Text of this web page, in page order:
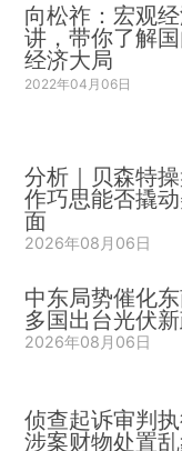
向松祚：宏观
讲，带你了解
经济大局
2022年04月06日
分析｜贝森特
作巧思能否撬
面
2026年08月06日
中东局势催化
多国出台光伏
2026年08月06日
侦查起诉审判
涉案财物处置